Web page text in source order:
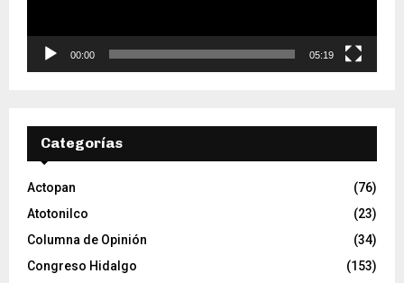
t
r
v
e
o
00:00 05:19
Categorías
Actopan
(76)
Atotonilco
(23)
Columna de Opinión
(34)
Congreso Hidalgo
(153)